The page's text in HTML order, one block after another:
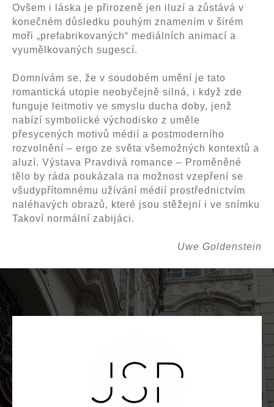
Ovšem i láska je přirozeně jen iluzí a zůstává v
konečném důsledku pouhým znamením v širém
moři „prefabrikovaných“ mediálních animací a
vyumělkovaných sugescí.
Domnívám se, že v soudobém umění je tato
romantická utopie neobyčejně silná, i když zde
funguje leitmotiv ve smyslu ducha doby, jenž
nabízí symbolické východisko z uměle
přesycených motivů médií a postmoderního
rozvolnění – ergo ze světa všemožných kontextů a
aluzí. Výstava Pravdivá romance – Proměněné
tělo by ráda poukázala na možnost vzepření se
všudypřítomnému užívání médií prostřednictvím
naléhavých obrazů, které jsou stěžejní i ve snímku
Takoví normální zabijáci.
Uwe Goldenstein